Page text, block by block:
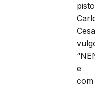
e
com